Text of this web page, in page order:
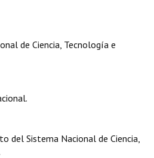
de Ciencia, Tecnología e
del Sistema Nacional de Ciencia,